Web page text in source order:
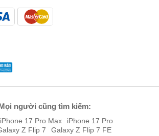
người cũng tìm kiếm:
iPhone 17 Pro Max
iPhone 17 Pro
Z Flip 7
Galaxy Z Flip 7 FE